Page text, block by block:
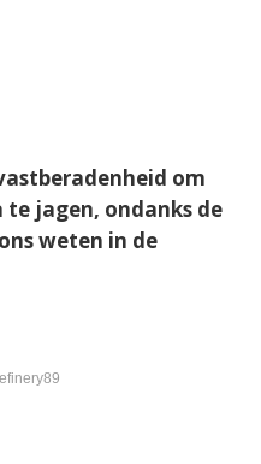
om
jagen, ondanks de
weten in de